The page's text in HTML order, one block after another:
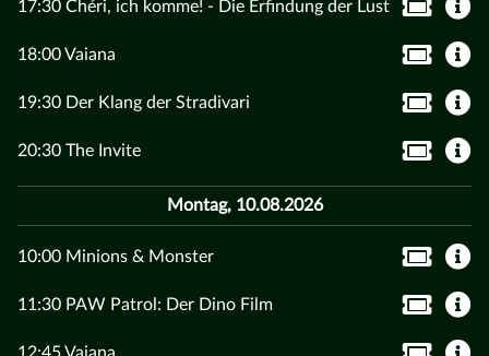
17:30 Chéri, ich komme! - Die Erfindung der Lust
18:00 Vaiana
19:30 Der Klang der Stradivari
20:30 The Invite
Montag, 10.08.2026
10:00 Minions & Monster
11:30 PAW Patrol: Der Dino Film